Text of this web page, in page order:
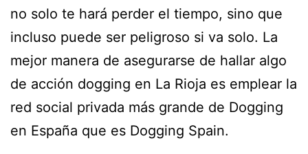
no solo te hará perder el tiempo, sino que
incluso puede ser peligroso si va solo. La
mejor manera de asegurarse de hallar algo
de acción dogging en La Rioja es emplear la
red social privada más grande de Dogging
en España que es Dogging Spain.